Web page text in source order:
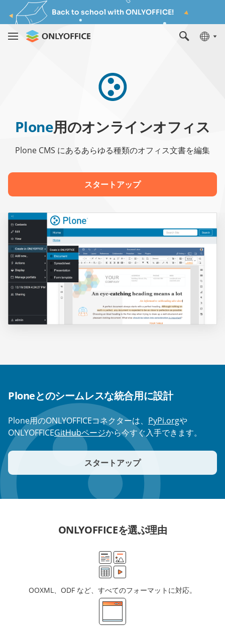
Back to school with ONLYOFFICE!
Plone用のオンラインオフィス
Plone CMS にあるあらゆる種類のオフィス文書を編集
スタートアップ
Ploneとのシームレスな統合用に設計
Plone用のONLYOFFICEコネクターは、 PyPi.orgや
ONLYOFFICEGitHubページから今すぐ入手できます。
スタートアップ
ONLYOFFICEを選ぶ理由
OOXML、ODF など、すべてのフォーマットに対応。